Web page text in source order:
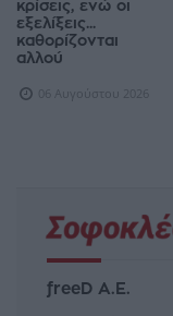
κρίσεις, ενώ οι
εξελίξεις...
καθορίζονται
αλλού
06 Αυγούστου 2026